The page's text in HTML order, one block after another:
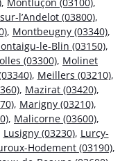
l’Andelot (03800),
, Montbeugny (03340),
le-Blin (03150),
(03300), Molinet
, Meillers (03210),
, Mazirat (03420),
, Marigny (03210),
, Malicorne (03600),
Lusigny (03230), Lurcy-
Hodement (03190),